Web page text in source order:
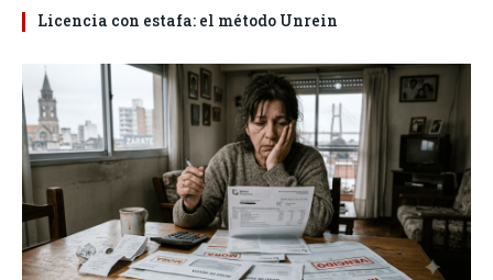
Licencia con estafa: el método Unrein